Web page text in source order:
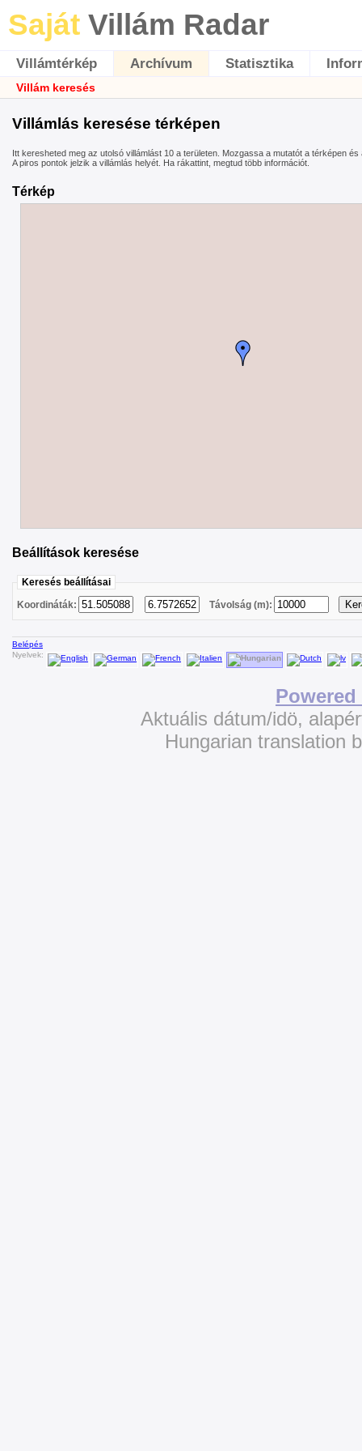
Saját Villám Radar
Villámtérkép Archívum Statisztika
Villám keresés
Villámlás keresése térképen
Itt keresheted meg az utolsó villámlást 10 a területen. Mozgassa a mutatót a térképen
A piros pontok jelzik a villámlás helyét. Ha rákattint, megtud több információt.
Térkép
Beállítások keresése
Keresés beállításai
Koordináták:
Távolság (m):
Belépés
Nyelvek:
Aktuális dátum/idö,
Hungarian translation